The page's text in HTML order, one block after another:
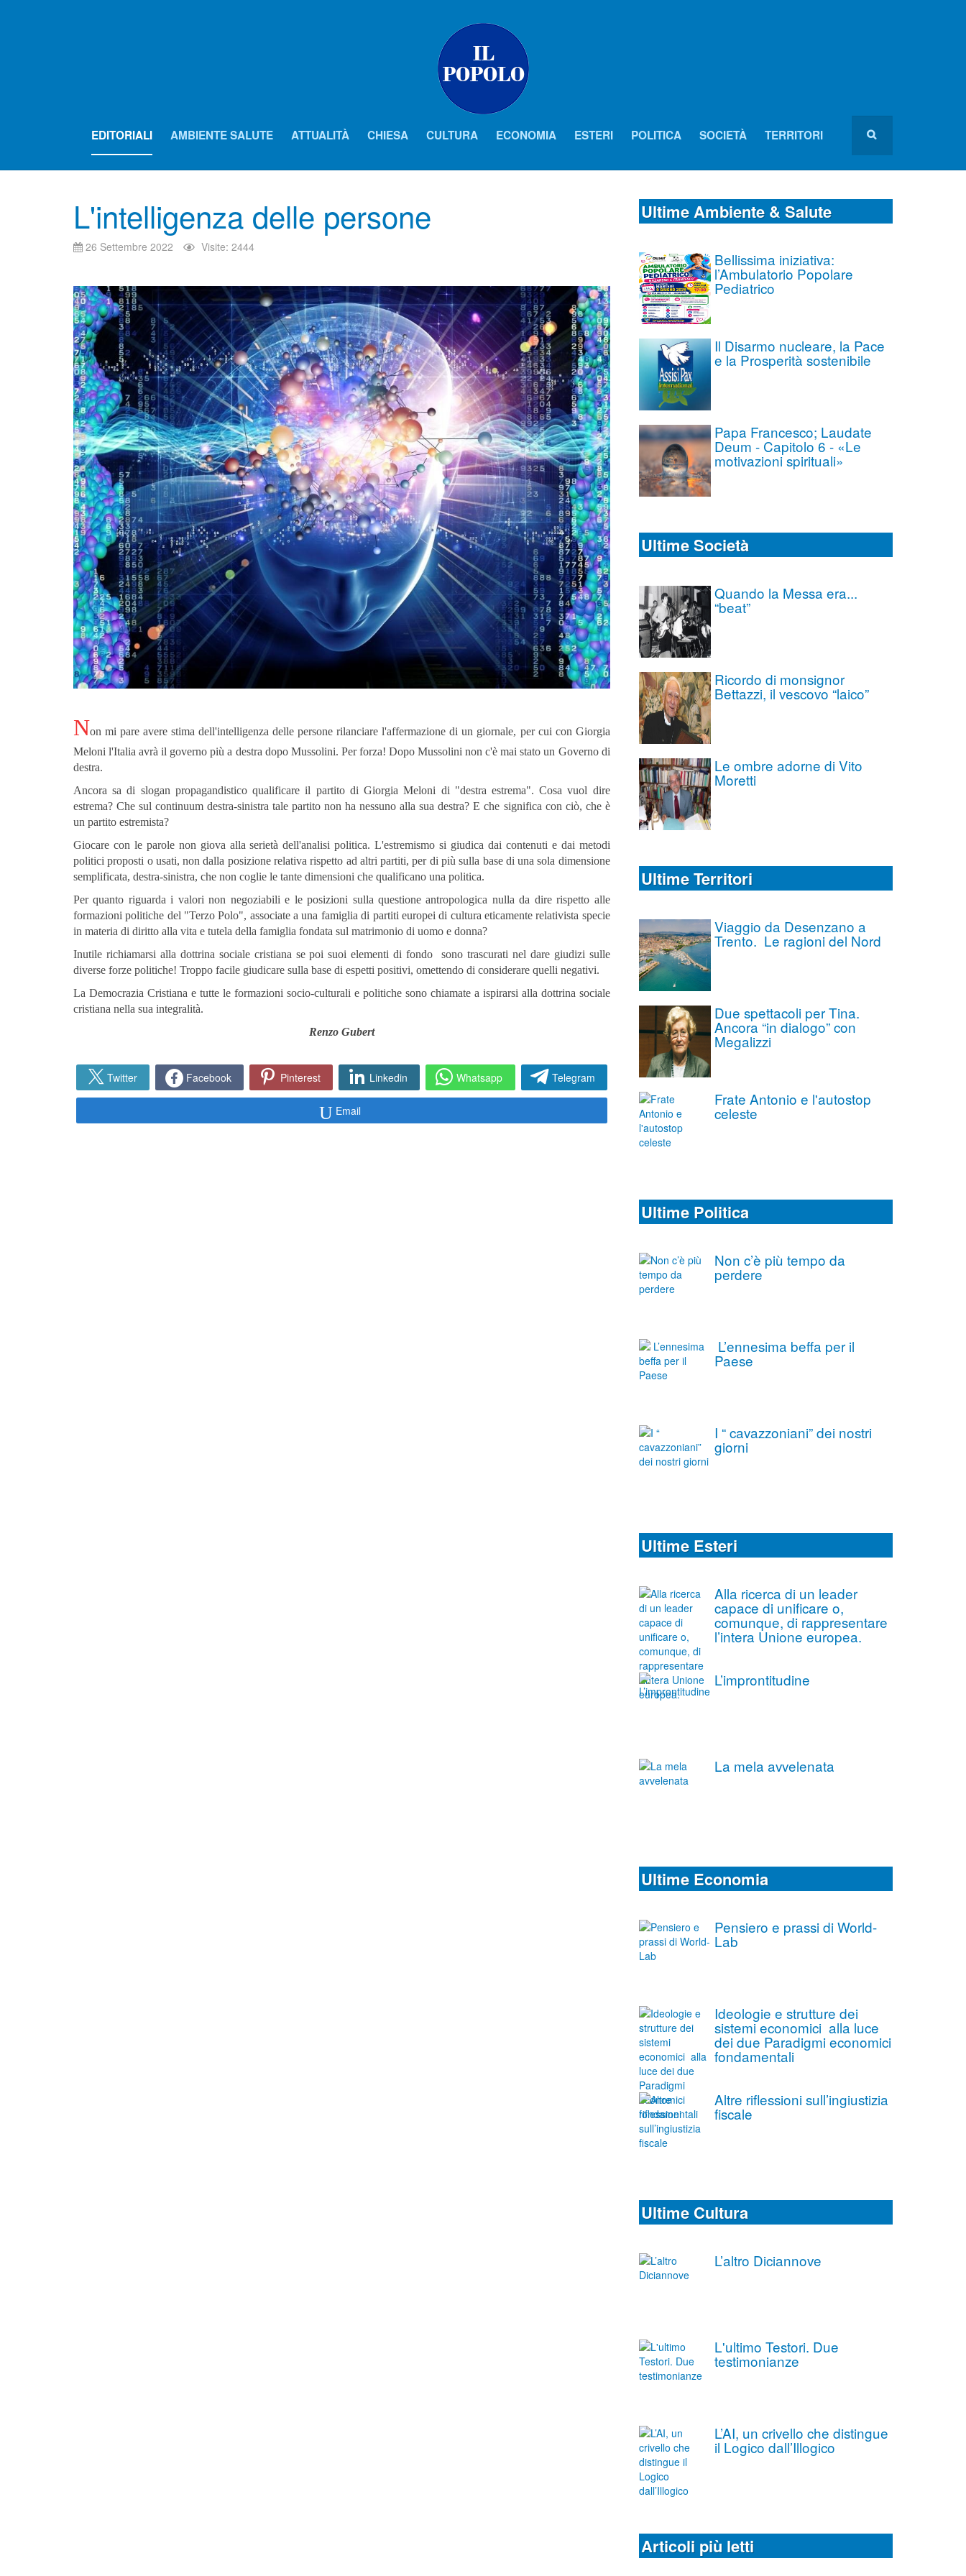
EDITORIALI AMBIENTE SALUTE ATTUALITÀ CHIESA CULTURA ECONOMIA ESTERI POLITICA SOCIETÀ TERRITORI
L'intelligenza delle persone
26 Settembre 2022 Visite: 2444
Non mi pare avere stima dell'intelligenza delle persone rilanciare l'affermazione di un giornale, per cui con Giorgia
Meloni l'Italia avrà il governo più a destra dopo Mussolini. Per forza! Dopo Mussolini non c'è mai stato un Governo di
destra.
Ancora sa di slogan propagandistico qualificare il partito di Giorgia Meloni di "destra estrema". Cosa vuol dire
estrema? Che sul continuum destra-sinistra tale partito non ha nessuno alla sua destra? E che significa con ciò, che è
un partito estremista?
Giocare con le parole non giova alla serietà dell'analisi politica. L'estremismo si giudica dai contenuti e dai metodi
politici proposti o usati, non dalla posizione relativa rispetto ad altri partiti, per di più sulla base di una sola dimensione
semplificata, destra-sinistra, che non coglie le tante dimensioni che qualificano una politica.
Per quanto riguarda i valori non negoziabili e le posizioni sulla questione antropologica nulla da dire rispetto alle
formazioni politiche del "Terzo Polo", associate a una famiglia di partiti europei di cultura eticamente relativista specie
in materia di diritto alla vita e tutela della famiglia fondata sul matrimonio di uomo e donna?
Inutile richiamarsi alla dottrina sociale cristiana se poi suoi elementi di fondo sono trascurati nel dare giudizi sulle
diverse forze politiche! Troppo facile giudicare sulla base di espetti positivi, omettendo di considerare quelli negativi.
La Democrazia Cristiana e tutte le formazioni socio-culturali e politiche sono chiamate a ispirarsi alla dottrina sociale
cristiana nella sua integralità.
Renzo Gubert
Twitter Facebook Pinterest Linkedin Whatsapp Telegram
Email
Ultime Ambiente & Salute
Bellissima iniziativa:
l’Ambulatorio Popolare
Pediatrico
Il Disarmo nucleare, la Pace
e la Prosperità sostenibile
Papa Francesco; Laudate
Deum - Capitolo 6 - «Le
motivazioni spirituali»
Ultime Società
Quando la Messa era...
“beat”
Ricordo di monsignor
Bettazzi, il vescovo “laico”
Le ombre adorne di Vito
Moretti
Ultime Territori
Viaggio da Desenzano a
Trento. Le ragioni del Nord
Due spettacoli per Tina.
Ancora “in dialogo” con
Megalizzi
Frate Antonio e l'autostop
celeste
Ultime Politica
Non c’è più tempo da
perdere
L’ennesima beffa per il
Paese
I “ cavazzoniani” dei nostri
giorni
Ultime Esteri
Alla ricerca di un leader
capace di unificare o,
comunque, di rappresentare
l’intera Unione europea.
L’improntitudine
La mela avvelenata
Ultime Economia
Pensiero e prassi di World-
Lab
Ideologie e strutture dei
sistemi economici alla luce
dei due Paradigmi economici
fondamentali
Altre riflessioni sull’ingiustizia
fiscale
Ultime Cultura
L’altro Diciannove
L'ultimo Testori. Due
testimonianze
L’AI, un crivello che distingue
il Logico dall’Illogico
Articoli più letti